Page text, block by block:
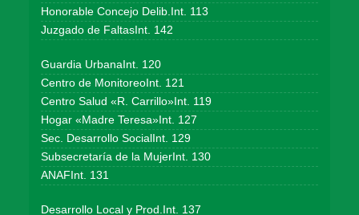
Honorable Concejo Delib.Int. 113
Juzgado de FaltasInt. 142
Guardia UrbanaInt. 120
Centro de MonitoreoInt. 121
Centro Salud «R. Carrillo»Int. 119
Hogar «Madre Teresa»Int. 127
Sec. Desarrollo SocialInt. 129
Subsecretaría de la MujerInt. 130
ANAFInt. 131
Desarrollo Local y Prod.Int. 137